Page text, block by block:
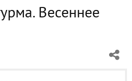
Весеннее